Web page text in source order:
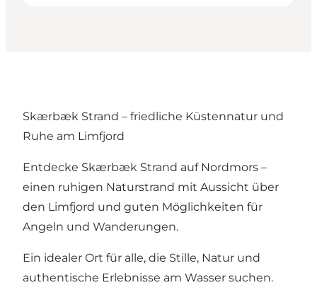
Skærbæk Strand – friedliche Küstennatur und
Ruhe am Limfjord
Entdecke Skærbæk Strand auf Nordmors –
einen ruhigen Naturstrand mit Aussicht über
den Limfjord und guten Möglichkeiten für
Angeln und Wanderungen.
Ein idealer Ort für alle, die Stille, Natur und
authentische Erlebnisse am Wasser suchen.